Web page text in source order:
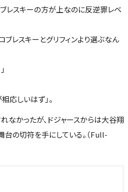
ブレスキーの方が上なのに反逆罪レベ
ブレスキーとグリフィンより選ぶなん
応しいはず」。
なかったが、ドジャースからは大谷翔
の切符を手にしている。（Full-